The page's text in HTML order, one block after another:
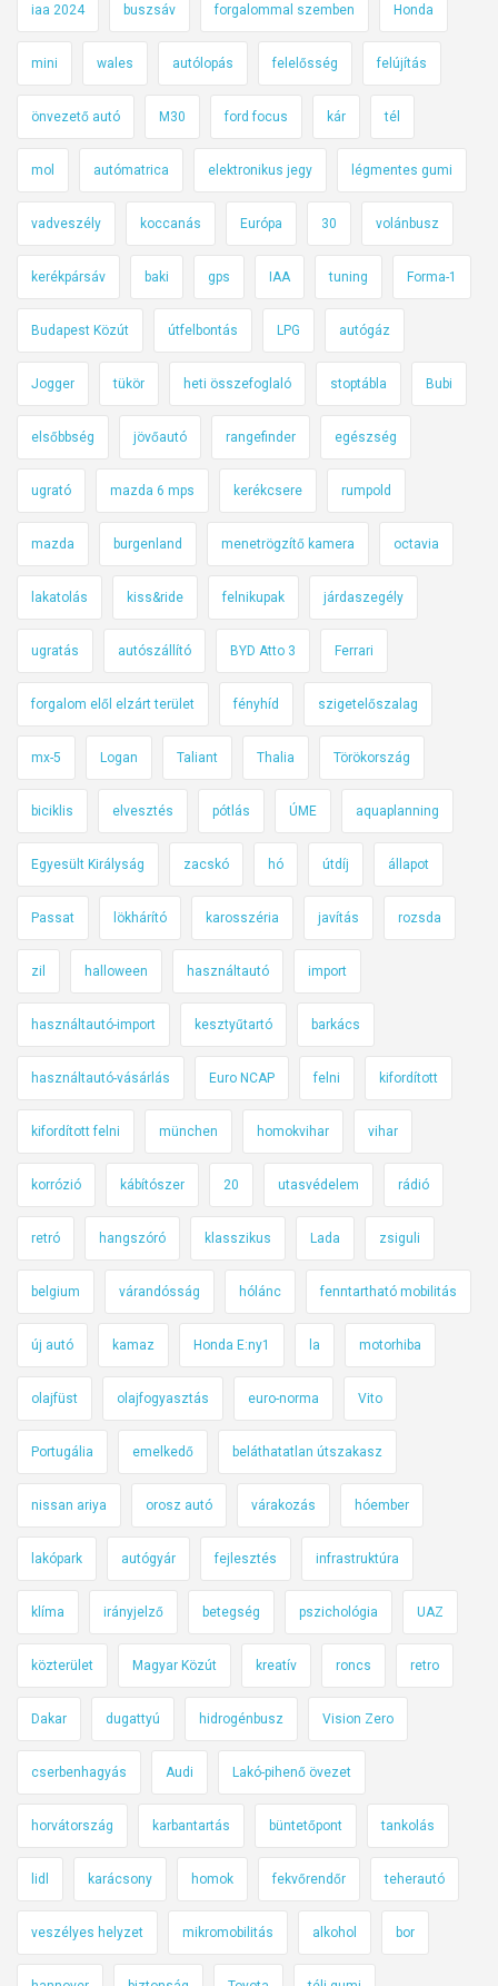
iaa 2024 buszsáv forgalommal szemben Honda
mini wales autólopás felelősség felújítás
önvezető autó M30 ford focus kár tél
mol autómatrica elektronikus jegy légmentes gumi
vadveszély koccanás Európa 30 volánbusz
kerékpársáv baki gps IAA tuning Forma-1
Budapest Közút útfelbontás LPG autógáz
Jogger tükör heti összefoglaló stoptábla Bubi
elsőbbség jövőautó rangefinder egészség
ugrató mazda 6 mps kerékcsere rumpold
mazda burgenland menetrögzítő kamera octavia
lakatolás kiss&ride felnikupak járdaszegély
ugratás autószállító BYD Atto 3 Ferrari
forgalom elől elzárt terület fényhíd szigetelőszalag
mx-5 Logan Taliant Thalia Törökország
biciklis elvesztés pótlás ÚME aquaplanning
Egyesült Királyság zacskó hó útdíj állapot
Passat lökhárító karosszéria javítás rozsda
zil halloween használtautó import
használtautó-import kesztyűtartó barkács
használtautó-vásárlás Euro NCAP felni kifordított
kifordított felni münchen homokvihar vihar
korrózió kábítószer 20 utasvédelem rádió
retró hangszóró klasszikus Lada zsiguli
belgium várandósság hólánc fenntartható mobilitás
új autó kamaz Honda E:ny1 la motorhiba
olajfüst olajfogyasztás euro-norma Vito
Portugália emelkedő beláthatatlan útszakasz
nissan ariya orosz autó várakozás hóember
lakópark autógyár fejlesztés infrastruktúra
klíma irányjelző betegség pszichológia UAZ
közterület Magyar Közút kreatív roncs retro
Dakar dugattyú hidrogénbusz Vision Zero
cserbenhagyás Audi Lakó-pihenő övezet
horvátország karbantartás büntetőpont tankolás
lidl karácsony homok fekvőrendőr teherautó
veszélyes helyzet mikromobilitás alkohol bor